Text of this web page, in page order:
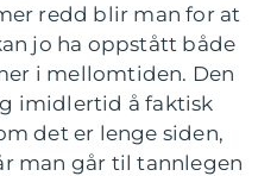
redd blir man for at
jo ha oppstått både
i mellomtiden. Den
imidlertid å faktisk
det er lenge siden,
man går til tannlegen